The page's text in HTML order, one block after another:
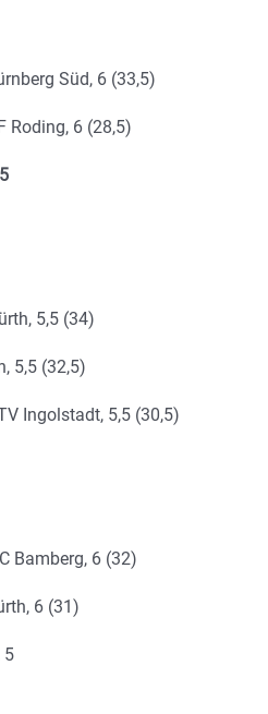
Süd, 6 (33,5)
Roding, 6 (28,5)
5,5 (34)
5,5 (32,5)
Ingolstadt, 5,5 (30,5)
Bamberg, 6 (32)
6 (31)
5